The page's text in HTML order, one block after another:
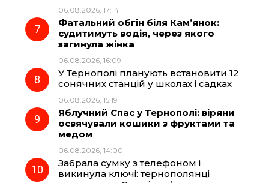
06.08.2026, 17:14
Фатальний обгін біля Кам’янок:
судитимуть водія, через якого
загинула жінка
06.08.2026, 16:09
У Тернополі планують встановити 12
сонячних станцій у школах і садках
06.08.2026, 15:19
Яблучний Спас у Тернополі: віряни
освячували кошики з фруктами та
медом
06.08.2026, 14:00
Забрала сумку з телефоном і
викинула ключі: тернополянці